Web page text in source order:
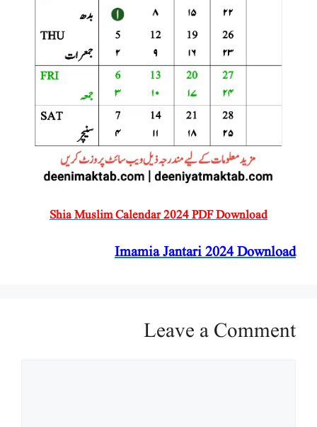
Shia Muslim Calendar 2024 PDF Download
Imamia Jantari 2024 Download
Leave a Comment